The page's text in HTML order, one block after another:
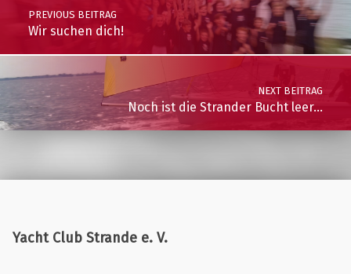
PREVIOUS BEITRAG
Wir suchen dich!
NEXT BEITRAG
Noch ist die Strander Bucht leer…
Yacht Club Strande e. V.